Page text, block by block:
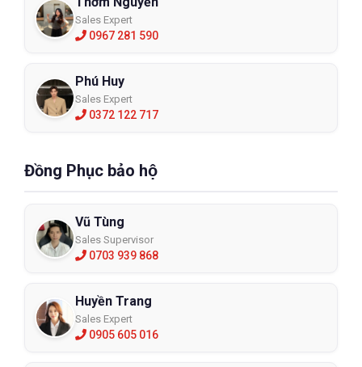
Sales Expert
0967 281 590
Phú Huy
Sales Expert
0372 122 717
Đồng Phục bảo hộ
Vũ Tùng
Sales Supervisor
0703 939 868
Huyền Trang
Sales Expert
0905 605 016